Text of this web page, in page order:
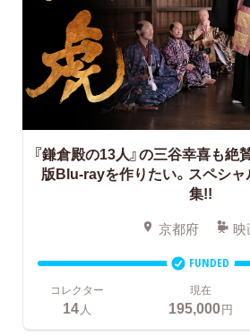
『鎌倉殿の13人』の三谷幸喜も絶
版Blu-rayを作りたい。スペシ
集!!
京都府 映
FUNDED
コレクター
14 人
現在
195,000円